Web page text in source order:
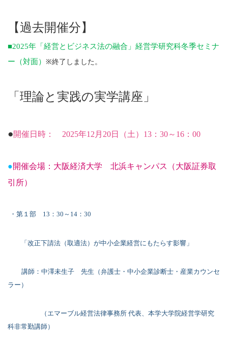
【過去開催分】
■2025年「経営とビジネス法の融合」経営学研究科冬季セミナ
ー（対面） ※終了しました。
「理論と実践の実学講座」
●開催日時： 2025年12 月 20日（土） 13 ： 30～ 16 ： 00
●開催会場：大阪経済大学 北浜キャンパス（大阪証券取
引所）
・第１部 13 ： 30 ～ 14 ： 30
「改正下請法（取適法）が中小企業経営にもたらす影響」
講師：中澤未生子 先生（弁護士・中小企業診断士・産業カウンセ
ラー）
（エマーブル経営法律事務所 代表、本学大学院経営学研究
科非常勤講師）